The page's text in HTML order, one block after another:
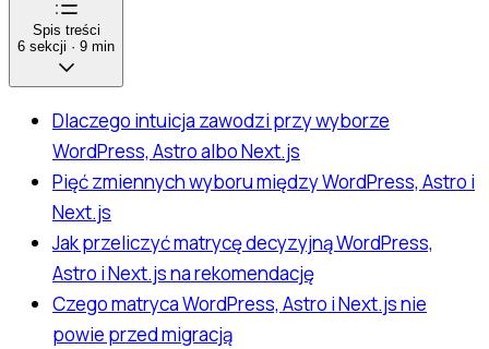
Spis treści
6 sekcji · 9 min
Dlaczego intuicja zawodzi przy wyborze
WordPress, Astro albo Next.js
Pięć zmiennych wyboru między WordPress, Astro i
Next.js
Jak przeliczyć matrycę decyzyjną WordPress,
Astro i Next.js na rekomendację
Czego matryca WordPress, Astro i Next.js nie
powie przed migracją